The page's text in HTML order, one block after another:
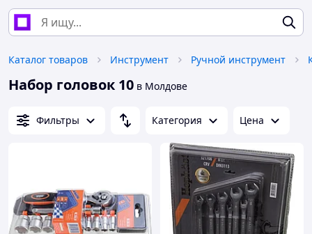
Каталог товаров Инструмент Ручной инструмент
Набор головок 10 в Молдове
Фильтры Категория Цена